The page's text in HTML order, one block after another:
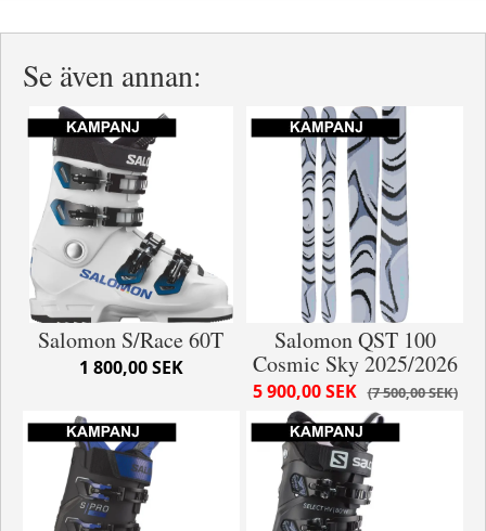
Se även annan:
Salomon S/Race 60T
1 800,00 SEK
Salomon QST 100
Cosmic Sky 2025/2026
7 500,00 SEK
5 900,00 SEK